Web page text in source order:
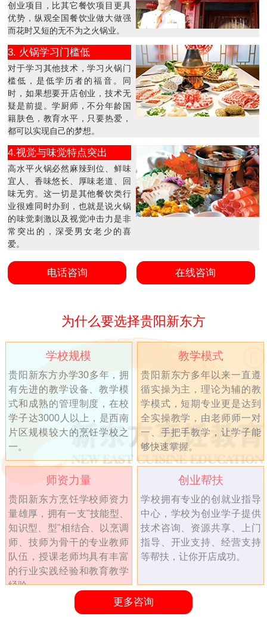
创业项目，比其它餐饮项目更具
优势，纵观全国餐饮业做大做强
而花时又短的无不为之火锅业。
3. 火锅学习门槛低
对于学习其他技术，学习火锅门
槛低，是低学历者的福音。同
时，如果想要开店创业，技术无
疑是前提。学厨师，不分年龄国
籍肤色，教育水平，只要热爱，
都可以实现自己的梦想。
4.视觉与味觉特点突出
高水平火锅必然麻辣到位、鲜味
宜人、香味悠长、厚味老道、回
味无穷。这一切是其他餐饮类行
业很难同时办到，也就是说火锅
的味觉刺激以及视觉冲击力是非
常突出的，深受男女老少的喜
爱。
电话咨询 在线咨询
为什么要选择贵阳新东方
学校规模
贵阳新东方办学30多年，拥
有先进的教学设备、教学模
式和成熟的管理制度，在校
学子达3000人以上，是西南
片区规模较大的烹饪学校之
一。
教学模式
贵阳新东方多年以来一直遵
循实操为主，理论为辅的教
学模式，短期专业更是达到
全实操教学，由老师师一对
一、手把手教学，让学子能
够快速掌握。
师资力量
贵阳新东方烹饪学校师资力
量雄厚，拥有一支"技能型、
知识型、型"相结合、以烹调
师、技师为骨干的专业教师
队伍，授课老师均具有丰富
的行业实践经验和教育教学
经验。
创业帮扶
学校拥有专业的创就业指导
中心，学校为创业学子提供
技术咨询、资源共享、上门
指导、开业支持、经营支持
等帮扶，让你开店成功。
更多咨询